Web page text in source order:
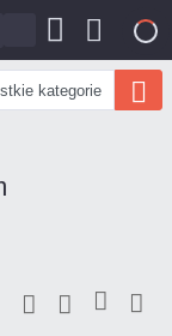
kategorie